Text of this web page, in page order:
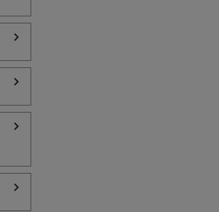
スポーツシューズ